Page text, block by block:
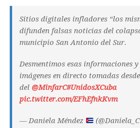
Sitios digitales infladores “los
difunden falsas noticias del
municipio San Antonio del Sur.
Desmentimos esas informaciones
imágenes en directo tomadas
del @MinfarC#UnidosXCuba
pic.twitter.com/EFhEfnkKvm
— Daniela Méndez